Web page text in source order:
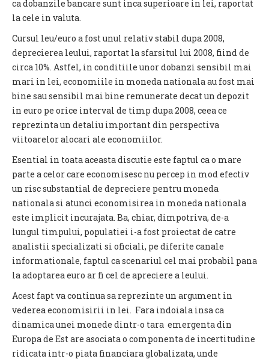
ca dobanzile bancare sunt inca superioare in lei, raportat
la cele in valuta.
Cursul leu/euro a fost unul relativ stabil dupa 2008,
deprecierea leului, raportat la sfarsitul lui 2008, fiind de
circa 10%. Astfel, in conditiile unor dobanzi sensibil mai
mari in lei, economiile in moneda nationala au fost mai
bine sau sensibil mai bine remunerate decat un depozit
in euro pe orice interval de timp dupa 2008, ceea ce
reprezinta un detaliu important din perspectiva
viitoarelor alocari ale economiilor.
Esential in toata aceasta discutie este faptul ca o mare
parte a celor care economisesc nu percep in mod efectiv
un risc substantial de depreciere pentru moneda
nationala si atunci economisirea in moneda nationala
este implicit incurajata. Ba, chiar, dimpotriva, de-a
lungul timpului, populatiei i-a fost proiectat de catre
analistii specializati si oficiali, pe diferite canale
informationale, faptul ca scenariul cel mai probabil pana
la adoptarea euro ar fi cel de apreciere a leului.
Acest fapt va continua sa reprezinte un argument in
vederea economisirii in lei. Fara indoiala insa ca
dinamica unei monede dintr-o tara emergenta din
Europa de Est are asociata o componenta de incertitudine
ridicata intr-o piata financiara globalizata, unde